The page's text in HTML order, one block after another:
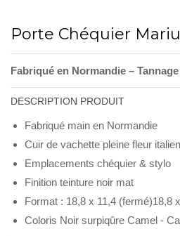
Porte Chéquier
Fabriqué en Normandie –
DESCRIPTION PRODUIT
Fabriqué main en Normandie
Cuir de vachette pleine fleur
Emplacements chéquier & stylo
Finition teinture noir mat
Format : 18,8 x 11,4 (fermé)18,8
Coloris Noir surpiqûre Camel -